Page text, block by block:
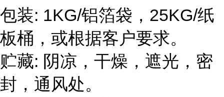
包装: 1KG/铝箔袋， 25KG/纸
板桶，或根据客户要求。
贮藏: 阴凉，干燥，遮光，密
封，通风处。